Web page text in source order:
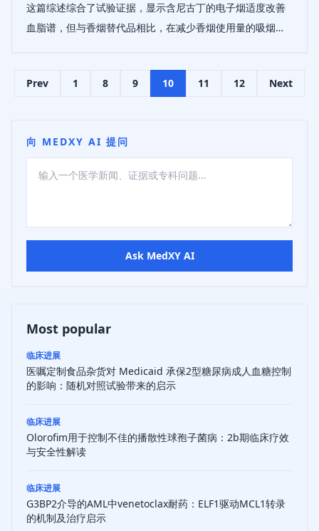
这篇综述综合了试验证据，显示含尼古丁的电子烟适度改善
血脂谱，但与香烟替代品相比，在减少香烟使用量的吸烟者
Prev 1 8 9 10 11 12 Next
向 MEDXY AI 提问
Ask MedXY AI
Most popular
临床进展
医嘱定制食品杂货对 Medicaid 承保2型糖尿病成人血糖控制
的影响：随机对照试验带来的启示
临床进展
Olorofim用于控制不佳的播散性球孢子菌病：2b期临床疗效
与安全性解读
临床进展
G3BP2介导的AML中venetoclax耐药：ELF1驱动MCL1转录
的机制及治疗启示